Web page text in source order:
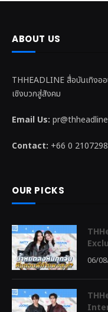
ABOUT US
THHEADLINE สื่อบันเทิงอ
เชิงบวกสู่สังคม
Email Us:
Contact: +66 0
OUR PICKS
06/